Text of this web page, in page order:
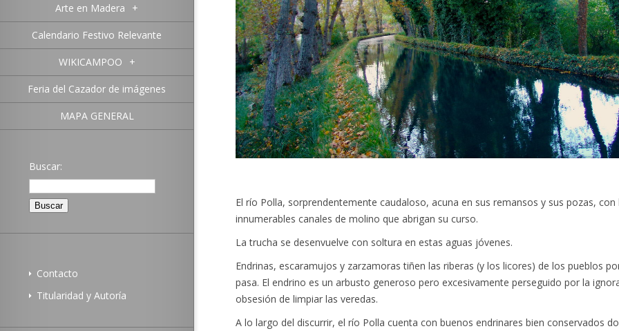
Arte en Madera +
Calendario Festivo Relevante
WIKICAMPOO +
Feria del Cazador de imágenes
MAPA GENERAL
Buscar:
Contacto
Titularidad y Autoría
El río Polla, sorprendentemente caudaloso, acuna en sus remansos y sus pozas, con
innumerables canales de molino que abrigan su curso.
La trucha se desenvuelve con soltura en estas aguas jóvenes.
Endrinas, escaramujos y zarzamoras tiñen las riberas (y los licores) de los pueblos
pasa. El endrino es un arbusto generoso pero excesivamente perseguido por la
obsesión de limpiar las veredas.
A lo largo del discurrir, el río Polla cuenta con buenos endrinares bien conservados